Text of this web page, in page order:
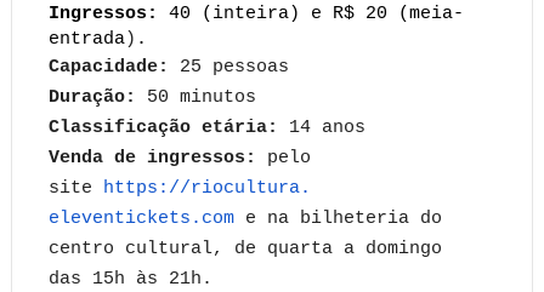
Ingressos:
40 (inteira) e R$ 20 (meia-
entrada) .
Capacidade:
25 pessoas
Duração:
50 minutos
Classificação etária:
14 anos
Venda de ingressos:
pelo
site https://riocultura.
eleventickets.come na bilheteria do
centro cultural, de quarta a domingo
das 15h às 21h.